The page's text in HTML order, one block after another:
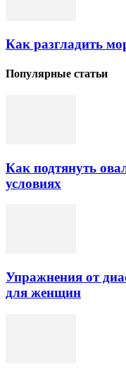
Как разгладить
Популярные статьи
Как подтянуть
условиях
Упражнения от
для женщин